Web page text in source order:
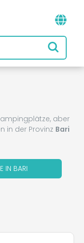
aber
in der Provinz Bari
IN BARI